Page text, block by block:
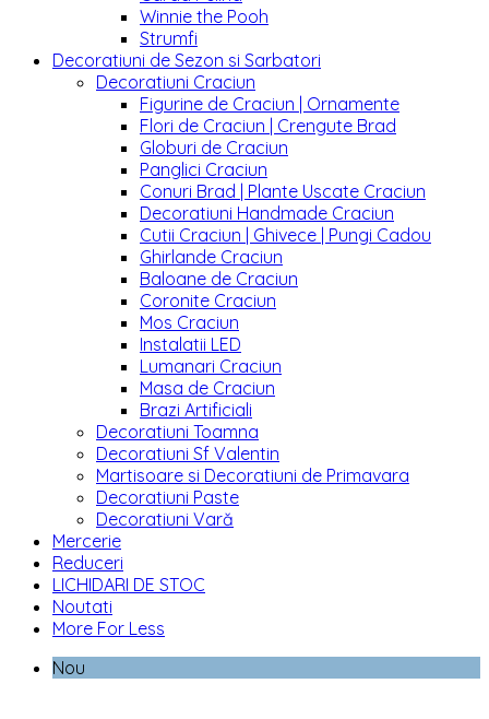
Winnie the Pooh
Strumfi
Decoratiuni de Sezon si Sarbatori
Decoratiuni Craciun
Figurine de Craciun | Ornamente
Flori de Craciun | Crengute Brad
Globuri de Craciun
Panglici Craciun
Conuri Brad | Plante Uscate Craciun
Decoratiuni Handmade Craciun
Cutii Craciun | Ghivece | Pungi Cadou
Ghirlande Craciun
Baloane de Craciun
Coronite Craciun
Mos Craciun
Instalatii LED
Lumanari Craciun
Masa de Craciun
Brazi Artificiali
Decoratiuni Toamna
Decoratiuni Sf Valentin
Martisoare si Decoratiuni de Primavara
Decoratiuni Paste
Decoratiuni Vară
Mercerie
Reduceri
LICHIDARI DE STOC
Noutati
More For Less
Nou